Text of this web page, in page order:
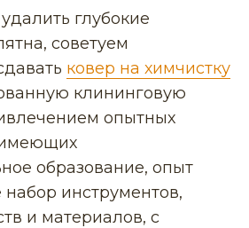
глубокие
советуем
ковер на химчистку
клининговую
опытных
образование, опыт
набор инструментов,
и материалов, с